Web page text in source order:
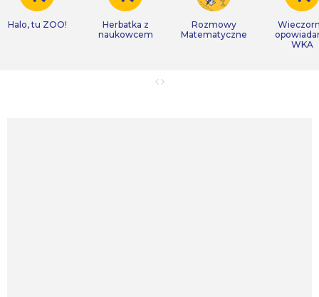
Halo, tu ZOO!
Herbatka z
naukowcem
Rozmowy
Matematyczne
WKA